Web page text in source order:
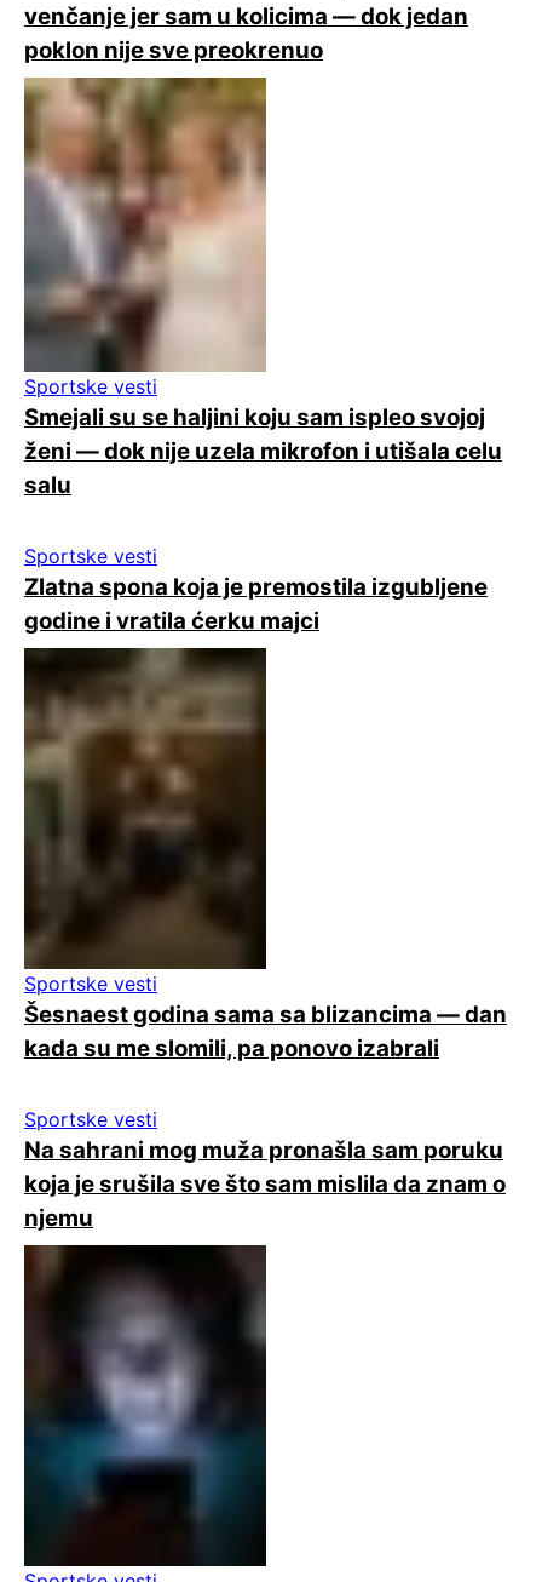
venčanje jer sam u kolicima — dok jedan
poklon nije sve preokrenuo
Sportske vesti
Smejali su se haljini koju sam ispleo svojoj
ženi — dok nije uzela mikrofon i utišala celu
salu
Sportske vesti
Zlatna spona koja je premostila izgubljene
godine i vratila ćerku majci
Sportske vesti
Šesnaest godina sama sa blizancima — dan
kada su me slomili, pa ponovo izabrali
Sportske vesti
Na sahrani mog muža pronašla sam poruku
koja je srušila sve što sam mislila da znam o
njemu